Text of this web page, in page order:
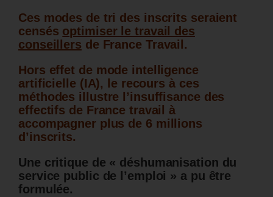
Ces modes de tri des inscrits seraient
censés optimiser le travail des
conseillers de France Travail.
Hors effet de mode intelligence
artificielle (IA), le recours à ces
méthodes illustre l’insuffisance des
effectifs de France travail à
accompagner plus de 6 millions
d’inscrits.
Une critique de « déshumanisation du
service public de l’emploi » a pu être
formulée.